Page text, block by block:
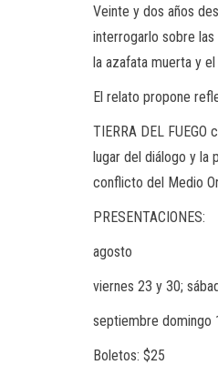
Veinte y dos años
interrogarlo sobre
la azafata muerta y
El relato propone
TIERRA DEL
lugar del diálogo y la
conflicto del Medio
PRESENTACIONES:
agosto
viernes 23 y 30;
septiembre domingo
Boletos: $25